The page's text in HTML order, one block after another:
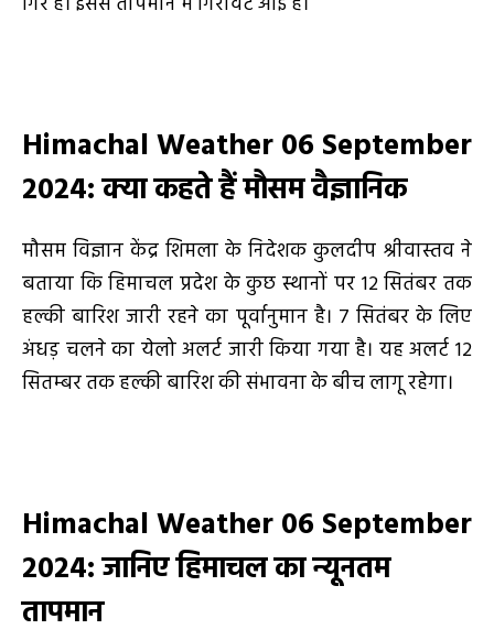
Himachal Weather 06 September
2024: क्या कहते हैं मौसम वैज्ञानिक
मौसम विज्ञान केंद्र शिमला के निदेशक कुलदीप श्रीवास्तव ने
बताया कि हिमाचल प्रदेश के कुछ स्थानों पर 12 सितंबर तक
हल्की बारिश जारी रहने का पूर्वानुमान है। 7 सितंबर के लिए
अंधड़ चलने का येलो अलर्ट जारी किया गया है। यह अलर्ट 12
सितम्बर तक हल्की बारिश की संभावना के बीच लागू रहेगा।
Himachal Weather 06 September
2024: जानिए हिमाचल का न्यूनतम
तापमान